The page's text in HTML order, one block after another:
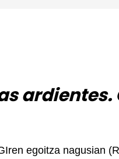
egoitza nagusian